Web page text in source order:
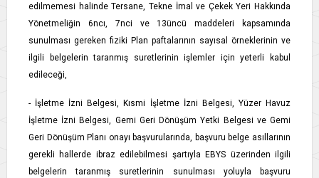
edilmemesi halinde Tersane, Tekne İmal ve Çekek Yeri Hakkında
Yönetmeliğin 6ncı, 7nci ve 13üncü maddeleri kapsamında
sunulması gereken fiziki Plan paftalarının sayısal örneklerinin ve
ilgili belgelerin taranmış suretlerinin işlemler için yeterli kabul
edileceği,
- İşletme İzni Belgesi, Kısmi İşletme İzni Belgesi, Yüzer Havuz
İşletme İzni Belgesi, Gemi Geri Dönüşüm Yetki Belgesi ve Gemi
Geri Dönüşüm Planı onayı başvurularında, başvuru belge asıllarının
gerekli hallerde ibraz edilebilmesi şartıyla EBYS üzerinden ilgili
belgelerin taranmış suretlerinin sunulması yoluyla başvuru